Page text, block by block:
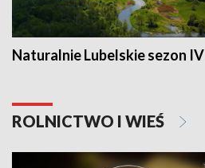
Naturalnie Lubelskie sezon IV
ROLNICTWO I WIEŚ